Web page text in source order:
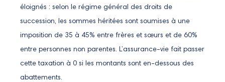
éloignés : selon le régime général des droits de
succession, les sommes héritées sont soumises à une
imposition de 35 à 45% entre frères et sœurs et de 60%
entre personnes non parentes. L’assurance-vie fait passer
cette taxation à 0 si les montants sont en-dessous des
abattements.